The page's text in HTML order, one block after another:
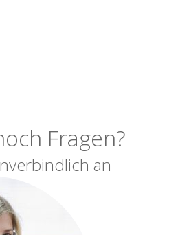
Fragen?
an